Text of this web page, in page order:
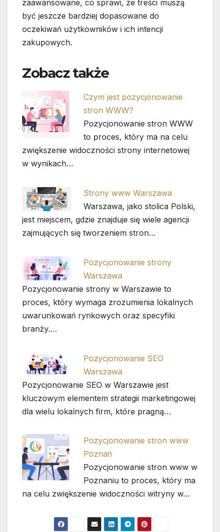
zaawansowane, co sprawi, że treści muszą
być jeszcze bardziej dopasowane do
oczekiwań użytkowników i ich intencji
zakupowych.
Zobacz także
Czym jest pozycjonowanie
stron WWW?
Pozycjonowanie stron WWW
to proces, który ma na celu
zwiększenie widoczności strony internetowej
w wynikach…
Strony www Warszawa
Warszawa, jako stolica Polski,
jest miejscem, gdzie znajduje się wiele agencji
zajmujących się tworzeniem stron…
Pozycjonowanie strony
Warszawa
Pozycjonowanie strony w Warszawie to
proces, który wymaga zrozumienia lokalnych
uwarunkowań rynkowych oraz specyfiki
branży.…
Pozycjonowanie SEO
Warszawa
Pozycjonowanie SEO w Warszawie jest
kluczowym elementem strategii marketingowej
dla wielu lokalnych firm, które pragną…
Pozycjonowanie stron www
Poznań
Pozycjonowanie stron www w
Poznaniu to proces, który ma
na celu zwiększenie widoczności witryny w…